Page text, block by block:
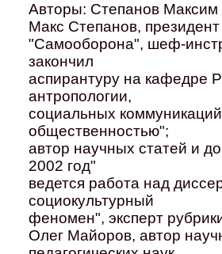
Авторы: Степанов Максим
Макс Степанов,
"Самооборона", шеф-
закончил
аспирантуру на кафедре
антропологии,
социальных
общественностью";
автор научных статей и
2002 год"
ведется работа над
социокультурный
феномен", эксперт
Олег Майоров, автор